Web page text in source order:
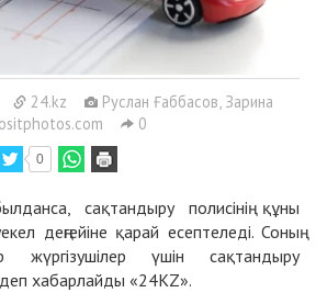
24.kz
Руслан Ғаббасов, Зарина
0
0
сақтандыру полисінің құны
деңгейіне қарай есептеледі. Соның
жүргізушілер үшін сақтандыру
хабарлайды «24KZ».